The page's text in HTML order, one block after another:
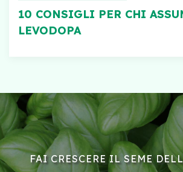
10 CONSIGLI PER CHI
LEVODOPA
FAI CRESCERE IL SEME